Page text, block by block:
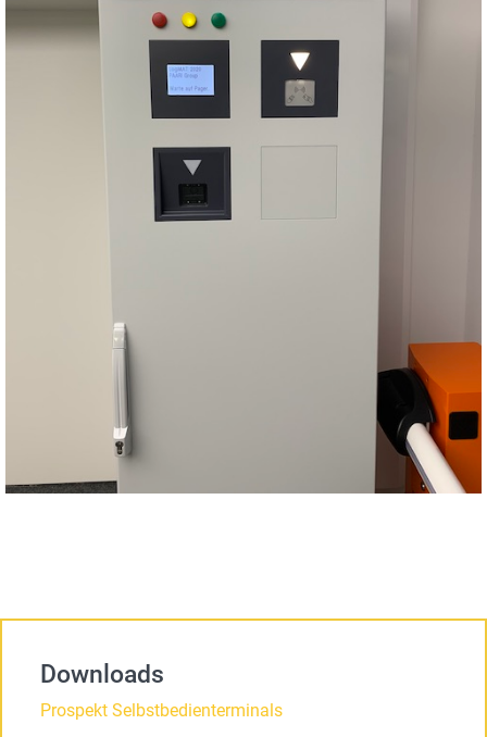
Downloads
Prospekt Selbstbedienterminals